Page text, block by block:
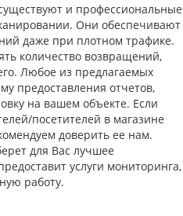
и профессиональные
Они обеспечивают
даже при плотном трафике.
количество возвращений,
Любое из предлагаемых
предоставления отчетов,
на вашем объекте. Если
посетителей в магазине
доверить ее нам.
для Вас лучшее
услуги мониторинга,
работу.